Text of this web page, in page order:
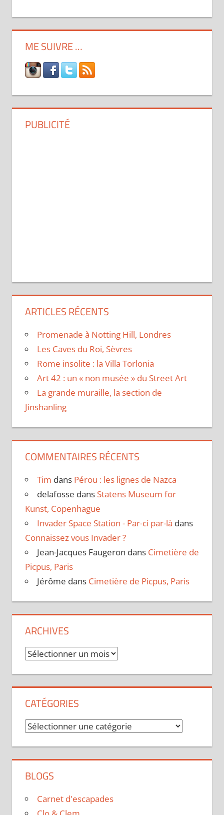
ME SUIVRE …
PUBLICITÉ
ARTICLES RÉCENTS
Promenade à Notting Hill, Londres
Les Caves du Roi, Sèvres
Rome insolite : la Villa Torlonia
Art 42 : un « non musée » du Street Art
La grande muraille, la section de
Jinshanling
COMMENTAIRES RÉCENTS
Tim dans Pérou : les lignes de Nazca
delafosse dans Statens Museum for
Kunst, Copenhague
Invader Space Station - Par-ci par-là dans
Connaissez vous Invader ?
Jean-Jacques Faugeron dans Cimetière de
Picpus, Paris
Jérôme dans Cimetière de Picpus, Paris
ARCHIVES
Archives
CATÉGORIES
Catégories
BLOGS
Carnet d'escapades